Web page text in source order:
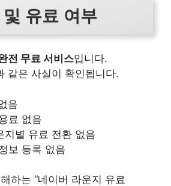
유료 여부
전 무료 서비스입니다.
같은 사실이 확인됩니다.
음
료 없음
지별 유료 전환 없음
보 등록 없음
하는 “네이버 라운지 유료